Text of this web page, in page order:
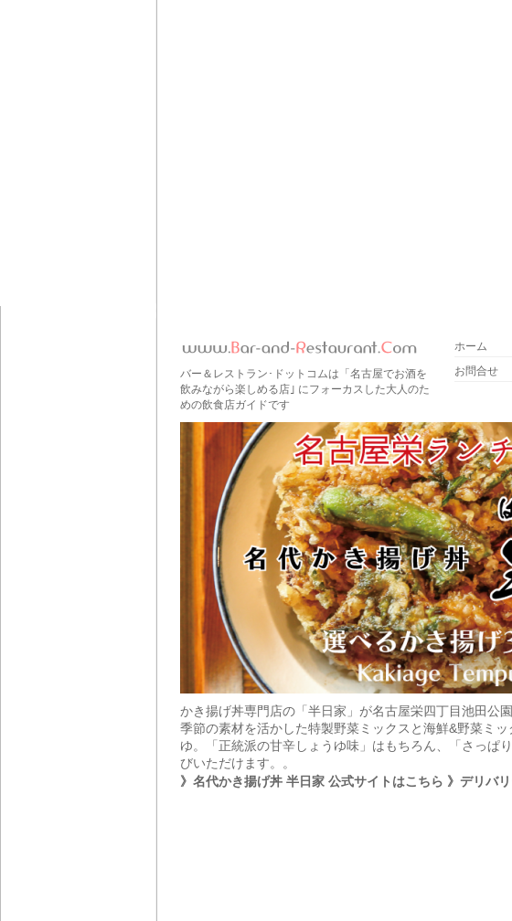
バー＆レストラン･ドットコムは「名古屋でお酒を
飲みながら楽しめる店｣ にフォーカスした大人のた
めの飲食店ガイドです
ホーム
お問合せ
かき揚げ丼専門店の「半日家」が名古屋栄四丁目池田公
季節の素材を活かした特製野菜ミックスと海鮮&野菜ミ
ゆ。「正統派の甘辛しょうゆ味」はもちろん、「さっぱ
びいただけます。。
》名代かき揚げ丼 半日家 公式サイトはこちら 》デリバ